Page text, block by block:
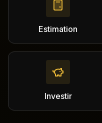
Estimation
Investir